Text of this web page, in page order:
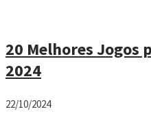
20 Melhores Jogos
2024
22/10/2024